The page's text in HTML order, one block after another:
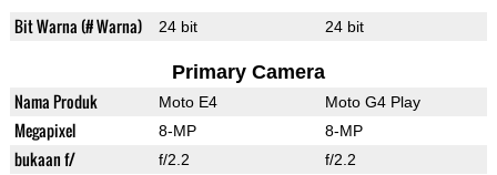
Bit Warna (# Warna) 24 bit 24 bit
Primary Camera
Nama Produk Moto E4 Moto G4 Play
Megapixel 8-MP 8-MP
bukaan f/ f/2.2 f/2.2